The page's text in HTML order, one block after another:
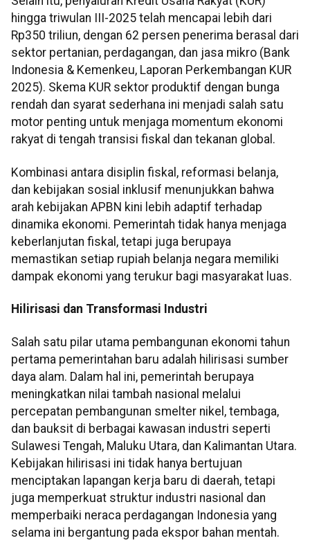
hingga triwulan III-2025 telah mencapai lebih dari
Rp350 triliun, dengan 62 persen penerima berasal dari
sektor pertanian, perdagangan, dan jasa mikro (Bank
Indonesia & Kemenkeu, Laporan Perkembangan KUR
2025). Skema KUR sektor produktif dengan bunga
rendah dan syarat sederhana ini menjadi salah satu
motor penting untuk menjaga momentum ekonomi
rakyat di tengah transisi fiskal dan tekanan global.
Kombinasi antara disiplin fiskal, reformasi belanja,
dan kebijakan sosial inklusif menunjukkan bahwa
arah kebijakan APBN kini lebih adaptif terhadap
dinamika ekonomi. Pemerintah tidak hanya menjaga
keberlanjutan fiskal, tetapi juga berupaya
memastikan setiap rupiah belanja negara memiliki
dampak ekonomi yang terukur bagi masyarakat luas.
Hilirisasi dan Transformasi Industri
Salah satu pilar utama pembangunan ekonomi tahun
pertama pemerintahan baru adalah hilirisasi sumber
daya alam. Dalam hal ini, pemerintah berupaya
meningkatkan nilai tambah nasional melalui
percepatan pembangunan smelter nikel, tembaga,
dan bauksit di berbagai kawasan industri seperti
Sulawesi Tengah, Maluku Utara, dan Kalimantan Utara.
Kebijakan hilirisasi ini tidak hanya bertujuan
menciptakan lapangan kerja baru di daerah, tetapi
juga memperkuat struktur industri nasional dan
memperbaiki neraca perdagangan Indonesia yang
selama ini bergantung pada ekspor bahan mentah.